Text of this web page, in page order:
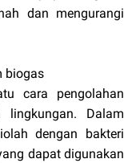
dan mengurangi
biogas
cara pengolahan
lingkungan. Dalam
dengan bakteri
dapat digunakan